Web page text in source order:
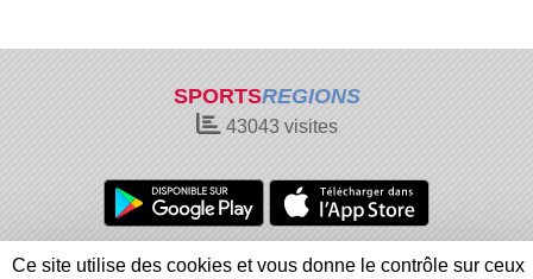
SPORTSREGIONS
43043visites
Charte cookies
Gestion des cookies
Ce site utilise des cookies et vous donne le contrôle sur ceux